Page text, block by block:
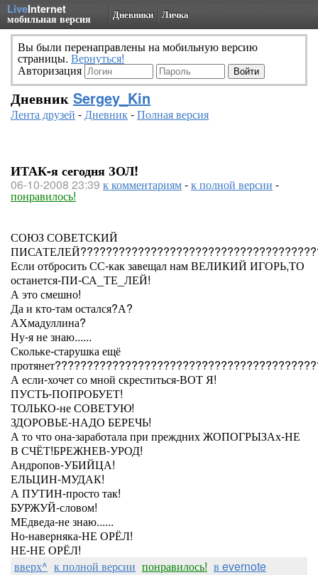
LiveInternet
мобильная версия Дневники Личка
Вы были перенаправлены на мобильную версию
страницы. Вернуться!
Авторизация
Дневник Sergey_Kin
Лента друзей -Дневник-Полная версия
ИТАК-я сегодня ЗОЛ!
06-10-2008 23:39 к комментариям-к полной версии -
понравилось!
СОЮЗ СОВЕТСКИЙ
Если отбросить СС-как завещал нам ВЕЛИКИЙ ИГОРЬ,ТО
останется-ПИ-СА_ТЕ_ЛЕЙ!
А это смешно!
Да и кто-там остался?А?
АХмадуллина?
Ну-я не знаю......
Скольке-старушка ещё
А если-хочет со мной скреститься-ВОТ Я!
ПУСТЬ-ПОПРОБУЕТ!
ТОЛЬКО-не СОВЕТУЮ!
ЗДОРОВЬЕ-НАДО БЕРЕЧЬ!
А то что она-заработала при преждних ЖОПОГРЫЗАх-НЕ
В СЧЁТ!БРЕЖНЕВ-УРОД!
Андропов-УБИЙЦА!
ЕЛЬЦИН-МУДАК!
А ПУТИН-просто так!
БУРЖУЙ-словом!
МЕдведа-не знаю......
Но-наверняка-НЕ ОРЁЛ!
НЕ-НЕ ОРЁЛ!
вверх^ к полной версии понравилось! в evernote